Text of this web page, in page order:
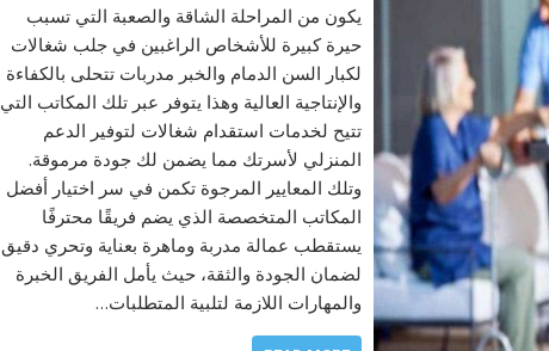
يكون من المراحلة الشاقة والصعبة التي تسبب
حيرة كبيرة للأشخاص الراغبين في جلب شغالات
لكبار السن الدمام والخبر مدربات تتحلى بالكفاءة
والإنتاجية العالية وهذا يتوفر عبر تلك المكاتب التي
تتيح لخدمات استقدام شغالات لتوفير الدعم
المنزلي لأسرتك مما يضمن لك جودة مرموقة.
وتلك المعايير المرجوة تكمن في سر اختيار أفضل
المكاتب المتخصصة الذي يضم فريقًا محترفًا
يستقطب عمالة مدربة وماهرة بعناية وتحري دقيق
لضمان الجودة والثقة، حيث يأمل الفريق الخبرة
والمهارات اللازمة لتلبية المتطلبات…